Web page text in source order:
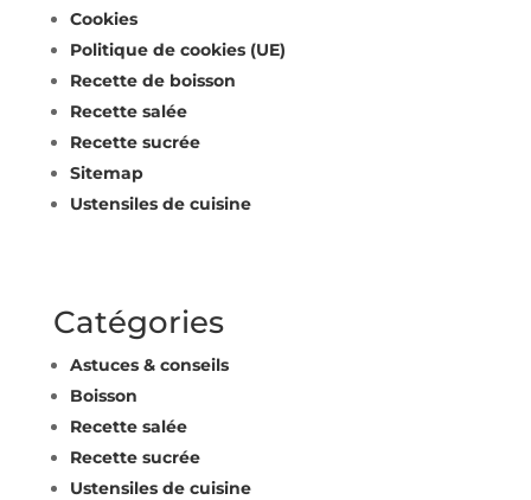
Cookies
Politique de cookies (UE)
Recette de boisson
Recette salée
Recette sucrée
Sitemap
Ustensiles de cuisine
Catégories
Astuces & conseils
Boisson
Recette salée
Recette sucrée
Ustensiles de cuisine